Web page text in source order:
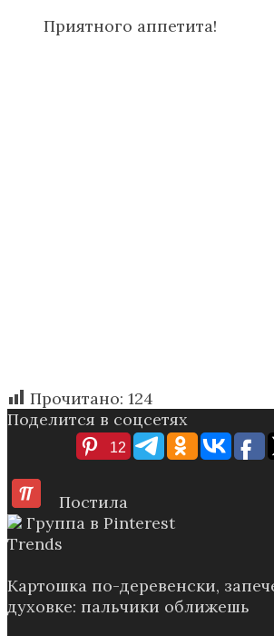
Приятного аппетита!
Прочитано: 124
Поделится в соцсетях
12
Постила
Группа в Pinterest
Trends
Картошка по-деревенски,
духовке: пальчики оближешь